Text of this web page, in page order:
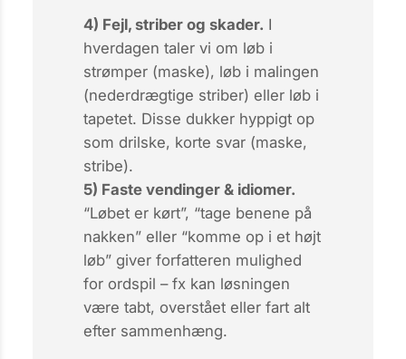
4) Fejl, striber og skader. I
hverdagen taler vi om løb i
strømper(maske), løb i malingen
(nederdrægtige striber) eller løb i
tapetet. Disse dukker hyppigt op
som drilske, korte svar (maske,
stribe).
5) Faste vendinger & idiomer.
“Løbet er kørt”, “tage benene på
nakken” eller “komme op i et højt
løb” giver forfatteren mulighed
for ordspil – fx kan løsningen
være tabt, overståeteller fartalt
efter sammenhæng.